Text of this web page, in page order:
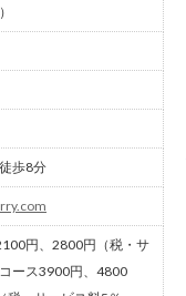
歩8分
円、2800円（税・サ
ース3900円、4800